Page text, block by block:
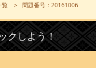
覧 問題番号：20161006
クしよう！